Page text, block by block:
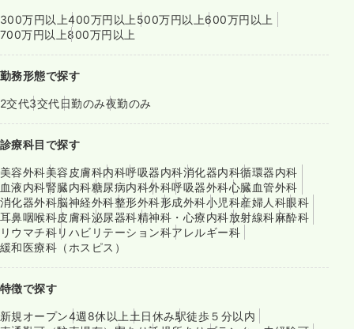
300万円以上400万円以上 500万円以上600万円以上
700万円以上800万円以上
勤務形態で探す
2交代3交代日勤のみ夜勤のみ
診療科目で探す
美容外科美容皮膚科内科呼吸器内科消化器内科循環器内科
血液内科腎臓内科糖尿病内科外科呼吸器外科心臓血管外科
消化器外科脳神経外科整形外科形成外科小児科産婦人科眼科
耳鼻咽喉科皮膚科泌尿器科精神科・心療内科放射線科麻酔科
リウマチ科リハビリテーション科アレルギー科
緩和医療科（ホスピス）
特徴で探す
新規オープン4週8休以上 土日休み駅徒歩５分以内